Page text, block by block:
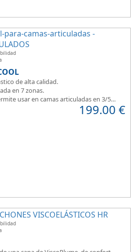
de alta calidad.
en 7 zonas.
usar en camas articuladas en 3/5
199.00 €